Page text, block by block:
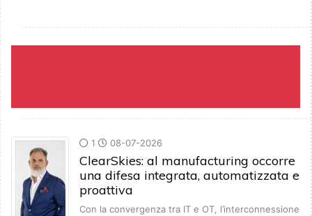
1 08-07-2026
ClearSkies: al manufacturing occorre
una difesa integrata, automatizzata e
proattiva
Con la convergenza tra IT e OT, l’interconnessione